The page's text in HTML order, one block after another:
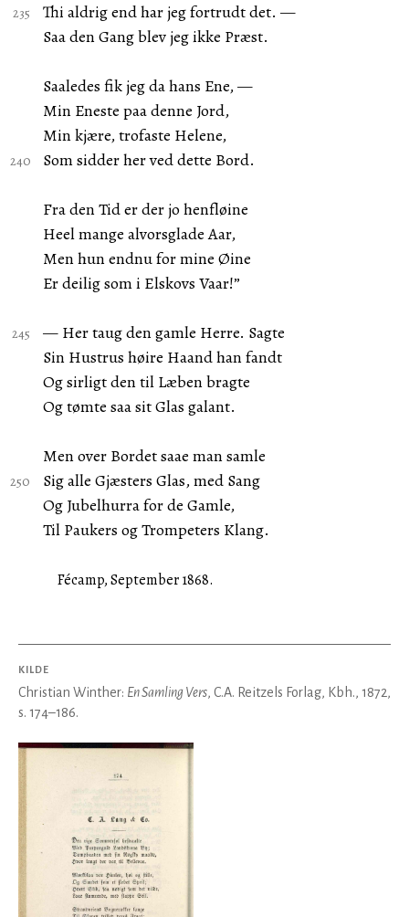
Thi aldrig end har jeg fortrudt det. —
Saa den Gang blev jeg ikke Præst.
Saaledes fik jeg da hans Ene, —
Min Eneste paa denne Jord,
Min kjære, trofaste Helene,
Som sidder her ved dette Bord.
Fra den Tid er der jo henfløine
Heel mange alvorsglade Aar,
Men hun endnu for mine Øine
Er deilig som i Elskovs Vaar!”
— Her taug den gamle Herre. Sagte
Sin Hustrus høire Haand han fandt
Og sirligt den til Læben bragte
Og tømte saa sit Glas galant.
Men over Bordet saae man samle
Sig alle Gjæsters Glas, med Sang
Og Jubelhurra for de Gamle,
Til Paukers og Trompeters Klang.
Fécamp, September 1868.
KILDE
Christian Winther: En Samling Vers, C.A. Reitzels Forlag, Kbh., 1872,
s. 174–186.